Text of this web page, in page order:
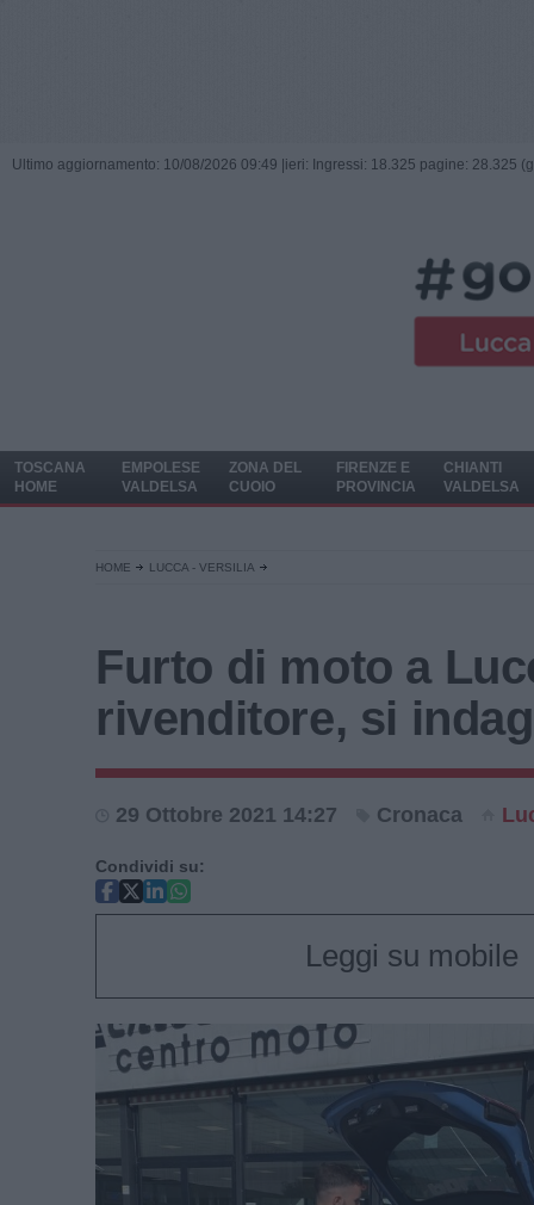
Ultimo aggiornamento: 10/08/2026 09:49 | ieri: Ingressi: 18.325 pagine: 28.325
TOSCANA
HOME
EMPOLESE
VALDELSA
ZONA DEL
CUOIO
FIRENZE E
PROVINCIA
CHIANTI
VALDELSA
HOME LUCCA - VERSILIA
Furto di moto a
rivenditore, si
29 Ottobre 2021 14:27 Cronaca
Condividi su:
Leggi su mobile